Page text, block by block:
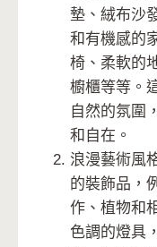
墊、絨布沙
和有機感的
椅、柔軟的
櫥櫃等等。
自然的氛圍
和自在。
浪漫藝術風
的裝飾品，
作、植物和
色調的燈具